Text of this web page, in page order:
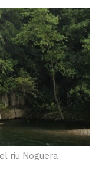
riu Noguera